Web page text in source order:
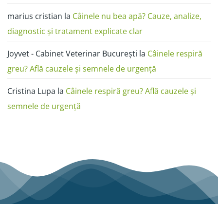
marius cristian la Câinele nu bea apă? Cauze, analize,
diagnostic și tratament explicate clar
Joyvet - Cabinet Veterinar București la Câinele respiră
greu? Află cauzele și semnele de urgență
Cristina Lupa la Câinele respiră greu? Află cauzele și
semnele de urgență